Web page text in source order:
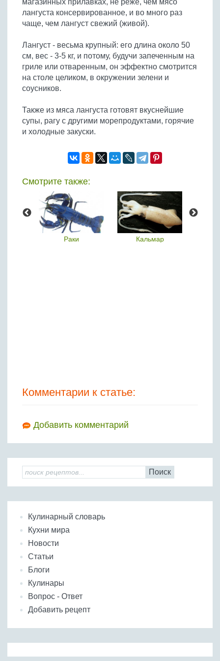
Бобовые
Яйца
магазинных прилавках, не реже, чем мясо
лангуста консервированное, и во много раз
чаще, чем лангуст свежий (живой).
Лангуст - весьма крупный: его длина около 50
см, вес - 3-5 кг, и потому, будучи запеченным на
гриле или отваренным, он эффектно смотрится
на столе целиком, в окружении зелени и
соусников.
Также из мяса лангуста готовят вкуснейшие
супы, рагу с другими морепродуктами, горячие
и холодные закуски.
Смотрите также:
Раки Кальмар
Комментарии к статье:
Добавить комментарий
Поиск
Кулинарный словарь
Кухни мира
Новости
Статьи
Блоги
Кулинары
Вопрос - Ответ
Добавить рецепт